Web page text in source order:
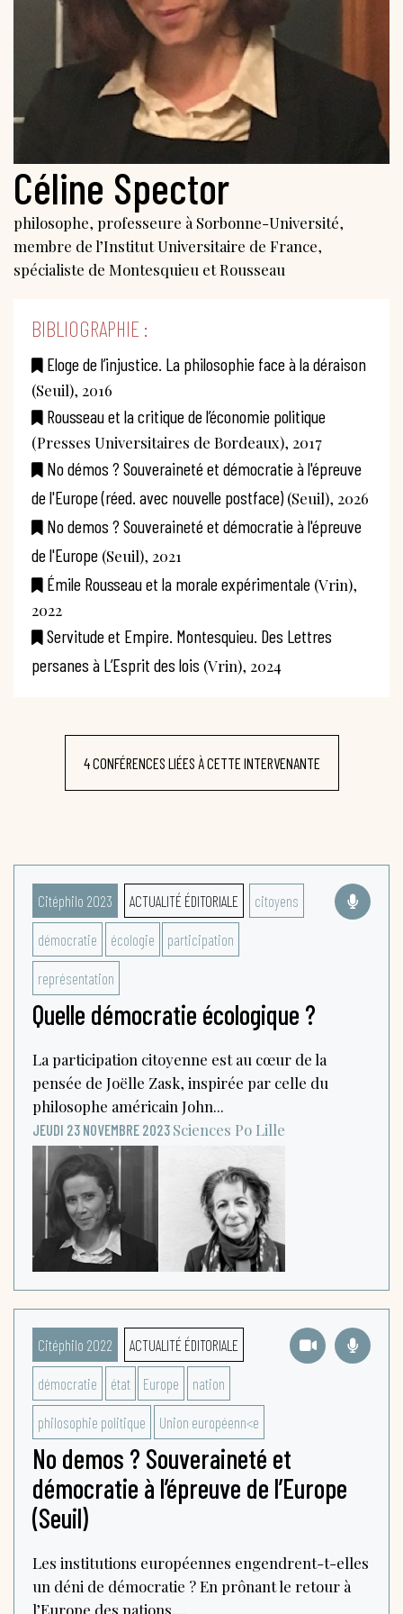
Céline Spector
philosophe, professeure à Sorbonne-Université,
membre de l’Institut Universitaire de France,
spécialiste de Montesquieu et Rousseau
BIBLIOGRAPHIE :
Eloge de l’injustice. La philosophie face à la déraison
(Seuil), 2016
Rousseau et la critique de l’économie politique
(Presses Universitaires de Bordeaux), 2017
No démos ? Souveraineté et démocratie à l'épreuve
de l'Europe (réed. avec nouvelle postface)(Seuil), 2026
No demos ? Souveraineté et démocratie à l'épreuve
de l'Europe (Seuil), 2021
Émile Rousseau et la morale expérimentale (Vrin),
2022
Servitude et Empire. Montesquieu. Des Lettres
persanes à L’Esprit des lois (Vrin), 2024
4 CONFÉRENCES LIÉES À CETTE INTERVENANTE
Citéphilo 2023 ACTUALITÉ ÉDITORIALE citoyens
démocratie écologie participation
représentation
Quelle démocratie écologique ?
La participation citoyenne est au cœur de la
pensée de Joëlle Zask, inspirée par celle du
philosophe américain John...
JEUDI 23 NOVEMBRE 2023 Sciences Po Lille
Citéphilo 2022 ACTUALITÉ ÉDITORIALE
démocratie état Europe nation
philosophie politique Union européenn<e
No demos ? Souveraineté et
démocratie à l’épreuve de l’Europe
(Seuil)
Les institutions européennes engendrent-t-elles
un déni de démocratie ? En prônant le retour à
l’Europe des nations,...